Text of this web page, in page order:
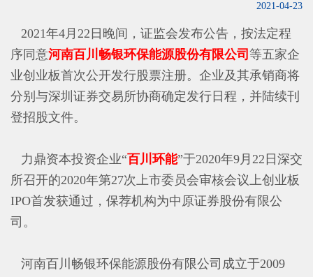
2021-04-23
2021年4月22日晚间，证监会发布公告，按法定程
序同意河南百川畅银环保能源股份有限公司 等五家企
业创业板首次公开发行股票注册。企业及其承销商将
分别与深圳证券交易所协商确定发行日程，并陆续刊
登招股文件。
力鼎资本投资企业“百川环能”于2020年9月22日深交
所召开的2020年第27次上市委员会审核会议上创业板
IPO首发获通过，保荐机构为中原证券股份有限公
司 。
河南百川畅银环保能源股份有限公司成立于2009